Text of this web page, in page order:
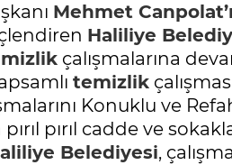
Mehmet
Haliliye
çalışmalarına
temizlik
Konuklu ve
pırıl pırıl cadde ve
Belediyesi,